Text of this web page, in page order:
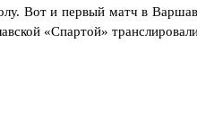
Вот и первый матч в
«Спартой»